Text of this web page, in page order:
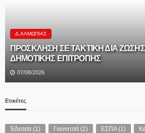
Δ.ΑΛΜΩΠΊΑΣ
ΠΡΟΣΚΛΗΣΗ ΣΕ ΤΑΚΤΙΚΗ ΔΙΑ
ΔΗΜΟΤΙΚΗΣ ΕΠΙΤΡΟΠΗΣ
07/08/2026
Ετικέτες
Έδεσσα (1) Γιαννιτσά (2) ΕΣΠΑ(1)